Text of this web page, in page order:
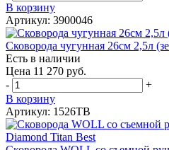
В корзину
Артикул: 3900046
Сковорода чугунная 26см 2,5л
Есть в наличии
Цена 11 270 руб.
-
+
В корзину
Артикул: 1526TB